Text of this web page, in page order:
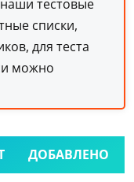
тестовые
списки,
для теста
можно
ДОБАВЛЕНО